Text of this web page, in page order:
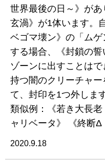
世界最後の日～》が
玄渦》が1体います。
ベゴマ壊ン》の「ム
する場合、《封鎖の
ゾーンに出すことは
持つ闇のクリーチャ
て、封印を1つ外しま
類似例：《若き大長
ャリベータ》 《終断Δ
2020.9.18